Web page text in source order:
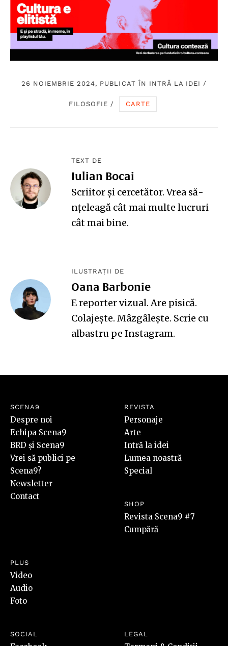
26 NOIEMBRIE 2024, PUBLICAT ÎN INTRĂ LA IDEI /
FILOSOFIE / CARTE
TEXT DE
Iulian Bocai
Scriitor și cercetător. Vrea să-
nțeleagă cât mai multe lucruri
cât mai bine.
ILUSTRAȚII DE
Oana Barbonie
E reporter vizual. Are pisică.
Colajește. Mâzgâlește. Scrie cu
albastru pe Instagram.
SCENA9
Despre noi
Echipa Scena9
BRD și Scena9
Vrei să publici pe
Scena9?
Newsletter
Contact
REVISTA
Personaje
Arte
Intră la idei
Lumea noastră
Special
SHOP
Revista Scena9 #7
Cumpără
PLUS
Video
Audio
Foto
SOCIAL LEGAL